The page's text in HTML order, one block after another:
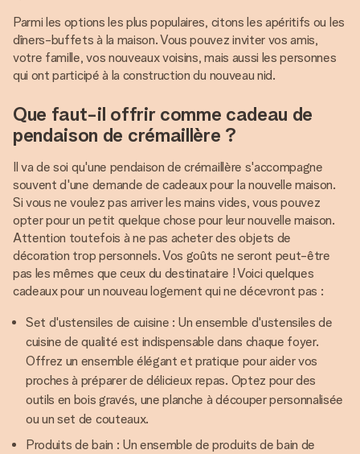
Parmi les options les plus populaires, citons les apéritifs ou les
dîners-buffets à la maison. Vous pouvez inviter vos amis,
votre famille, vos nouveaux voisins, mais aussi les personnes
qui ont participé à la construction du nouveau nid.
Que faut-il offrir comme cadeau de
pendaison de crémaillère ?
Il va de soi qu'une pendaison de crémaillère s'accompagne
souvent d'une demande de cadeaux pour la nouvelle maison.
Si vous ne voulez pas arriver les mains vides, vous pouvez
opter pour un petit quelque chose pour leur nouvelle maison.
Attention toutefois à ne pas acheter des objets de
décoration trop personnels. Vos goûts ne seront peut-être
pas les mêmes que ceux du destinataire ! Voici quelques
cadeaux pour un nouveau logement qui ne décevront pas :
Set d'ustensiles de cuisine : Un ensemble d'ustensiles de
cuisine de qualité est indispensable dans chaque foyer.
Offrez un ensemble élégant et pratique pour aider vos
proches à préparer de délicieux repas. Optez pour des
outils en bois gravés, une planche à découper personnalisée
ou un set de couteaux.
Produits de bain : Un ensemble de produits de bain de